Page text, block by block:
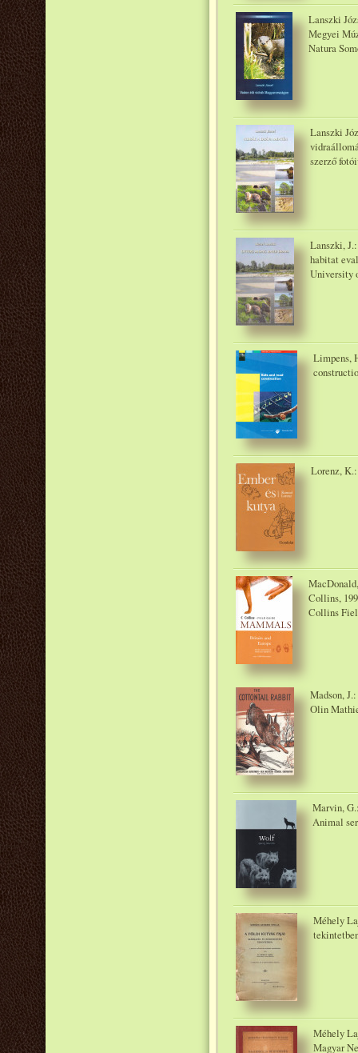
Lanszki
Megyei
Natura
Lanszki
szerző
Lanszki,
habitat
University
Limpens,
Lorenz,
Collins,
Collins
Madson,
Olin
Marvin,
Animal
Méhely
Méhely
Magyar